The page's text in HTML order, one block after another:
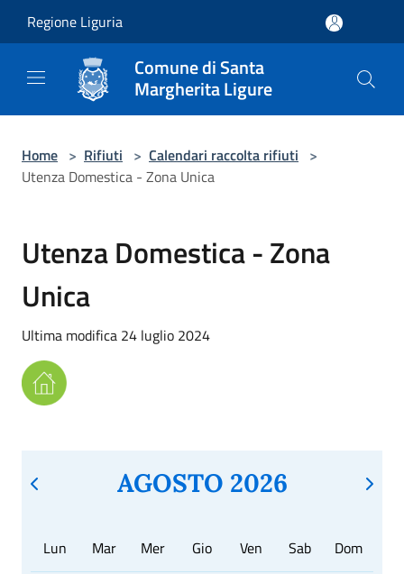
Regione Liguria
Comune di Santa
Margherita Ligure
Home > Rifiuti > Calendari raccolta rifiuti >
Utenza Domestica - Zona Unica
Utenza Domestica - Zona
Unica
Ultima modifica 24 luglio 2024
AGOSTO 2026
Lun Mar Mer Gio Ven Sab Dom